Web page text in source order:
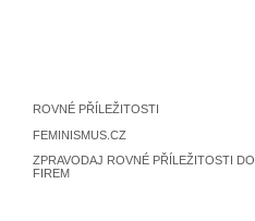
ROVNÉ PŘÍLEŽITOSTI
FEMINISMUS.CZ
ZPRAVODAJ ROVNÉ PŘÍLEŽITOSTI DO
FIREM